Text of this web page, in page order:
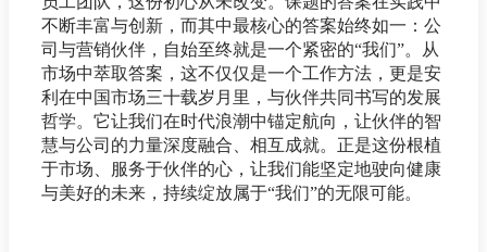
不断丰富与创新，而其中最核心的答案始终如一：公
司与营销伙伴，自始至终就是一个紧密的“我们”。从
市场中萃取答案，这不仅仅是一个工作方法，更是安
利在中国市场三十载岁月里，与伙伴共同书写的发展
哲学。它让我们在时代浪潮中锚定航向，让伙伴的智
慧与公司的力量深度融合、相互成就。正是这份根植
于市场、服务于伙伴的心，让我们能坚定地驶向健康
与美好的未来，持续绽放属于“我们”的无限可能。